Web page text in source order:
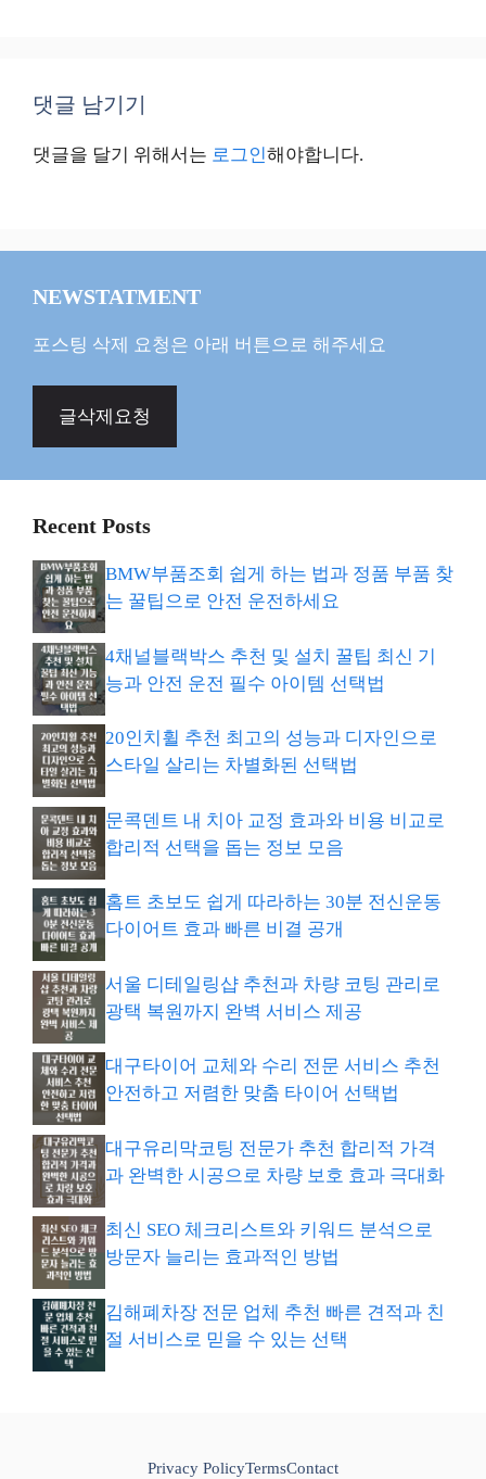
댓글 남기기
댓글을 달기 위해서는 로그인해야합니다.
NEWSTATMENT
포스팅 삭제 요청은 아래 버튼으로 해주세요
글삭제요청
Recent Posts
BMW부품조회 쉽게 하는 법과 정품 부품 찾
는 꿀팁으로 안전 운전하세요
4채널블랙박스 추천 및 설치 꿀팁 최신 기
능과 안전 운전 필수 아이템 선택법
20인치휠 추천 최고의 성능과 디자인으로
스타일 살리는 차별화된 선택법
문콕덴트 내 치아 교정 효과와 비용 비교로
합리적 선택을 돕는 정보 모음
홈트 초보도 쉽게 따라하는 30분 전신운동
다이어트 효과 빠른 비결 공개
서울 디테일링샵 추천과 차량 코팅 관리로
광택 복원까지 완벽 서비스 제공
대구타이어 교체와 수리 전문 서비스 추천
안전하고 저렴한 맞춤 타이어 선택법
대구유리막코팅 전문가 추천 합리적 가격
과 완벽한 시공으로 차량 보호 효과 극대화
최신 SEO 체크리스트와 키워드 분석으로
방문자 늘리는 효과적인 방법
김해폐차장 전문 업체 추천 빠른 견적과 친
절 서비스로 믿을 수 있는 선택
Privacy PolicyTermsContact